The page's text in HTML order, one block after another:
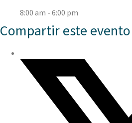
8:00 am - 6:00 pm
Compartir este evento